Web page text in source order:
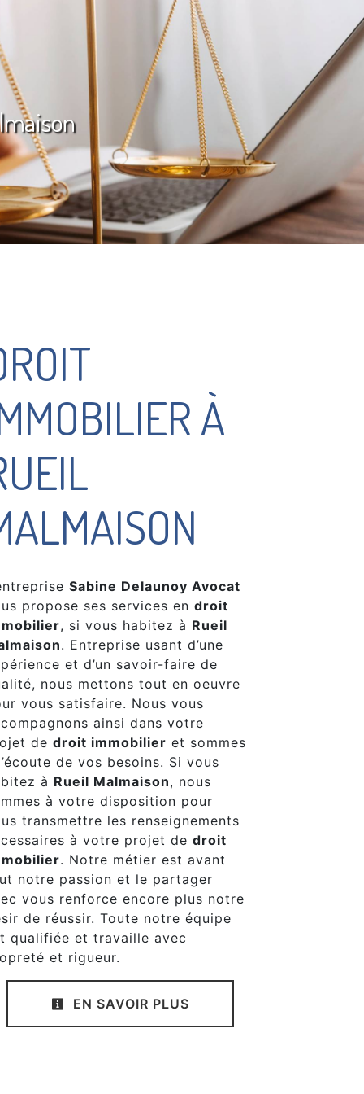
À
Sabine Delaunoy Avocat
propose ses services en droit
, si vous habitez à Rueil
. Entreprise usant d’une
et d’un savoir-faire de
nous mettons tout en oeuvre
vous satisfaire. Nous vous
ainsi dans votre
de droit immobilier et sommes
de vos besoins. Si vous
à Rueil Malmaison, nous
à votre disposition pour
transmettre les renseignements
à votre projet de droit
. Notre métier est avant
notre passion et le partager
vous renforce encore plus notre
de réussir. Toute notre équipe
qualifiée et travaille avec
et rigueur.
EN SAVOIR PLUS